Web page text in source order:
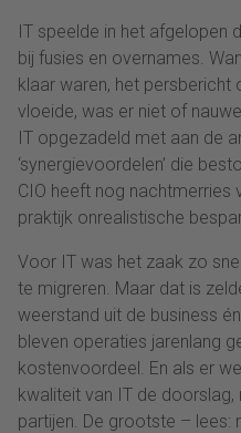
IT speelde in het afgelopen
bij fusies en overnames.
klaar waren, het
vloeide, was er niet of
IT opgezadeld met aan de
‘synergievoordelen’ die
CIO heeft nog nachtmerries
praktijk onrealistische
Voor IT was het zaak zo
te migreren. Maar dat is
weerstand uit de business
bleven operaties jarenlang
kostenvoordeel. En als er
kwaliteit van IT de
partijen. De grootste –